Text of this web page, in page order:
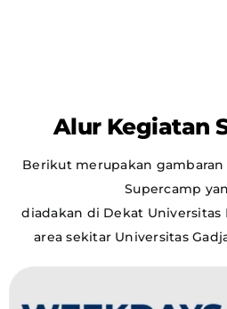
Alur Kegiatan
Berikut merupakan
Supercamp
diadakan di Dekat Universitas
area sekitar Universitas